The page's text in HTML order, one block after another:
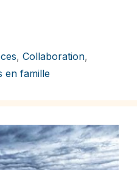
, Collaboration,
en famille